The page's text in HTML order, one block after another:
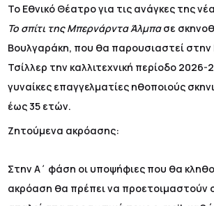
Το Εθνικό Θέατρο για τις ανάγκες της
Το σπίτι της Μπερνάρντα Άλμπασε
Βουλγαράκη, που θα παρουσιαστεί στην
Τσίλλερ την καλλιτεχνική περίοδο
γυναίκες επαγγελματίες ηθοποιούς
έως 35 ετών.
Ζητούμενα ακρόασης:
Στην Α΄ φάση οι υποψήφιες που θα
ακρόαση θα πρέπει να προετοιμαστούν